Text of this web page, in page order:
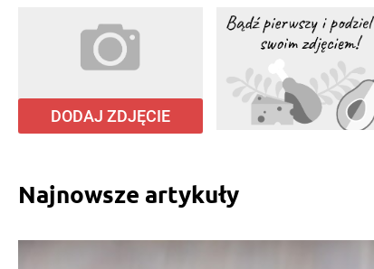
DODAJ ZDJĘCIE
Najnowsze artykuły